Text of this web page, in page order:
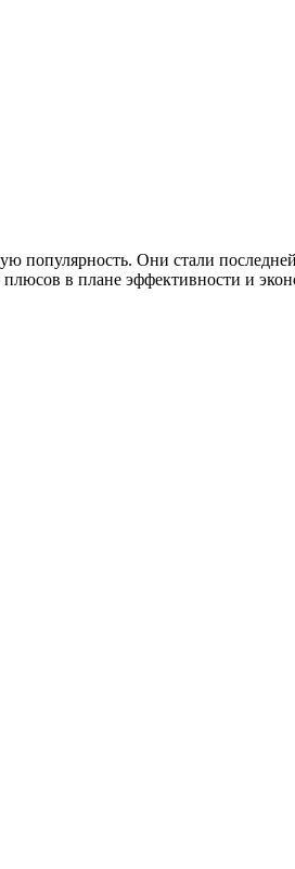
популярность. Они стали
в плане эффективности и